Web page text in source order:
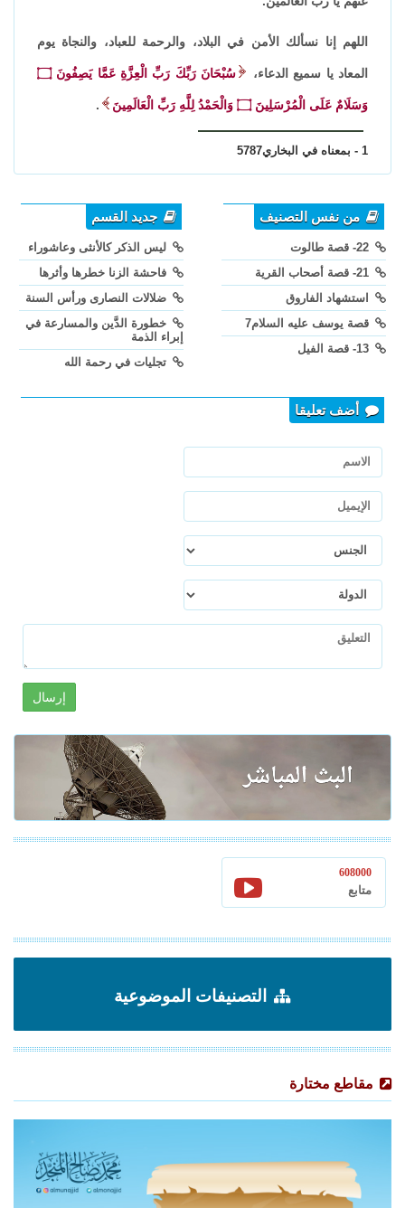
اللهم إنا نسألك الأمن في البلاد، والرحمة للعباد، والنجاة يوم
المعاد يا سميع الدعاء، سُبْحَانَ رَبِّكَ رَبِّ الْعِزَّةِ عَمَّا يَصِفُونَ ۝
وَسَلَامٌ عَلَى الْمُرْسَلِينَ ۝ وَالْحَمْدُ لِلَّهِ رَبِّ الْعَالَمِينَ .
1 - بمعناه في البخاري5787
من نفس التصنيف
استشهاد الفاروق
قصة يوسف عليه السلام7
جديد القسم
ليس الذكر كالأنثى وعاشوراء
فاحشة الزنا خطرها وأثرها
ضلالات النصارى ورأس السنة
خطورة الدَّين والمسارعة في
إبراء الذمة
تجليات في رحمة الله
أضف تعليقا
إرسال
608000
متابع
التصنيفات الموضوعية
مقاطع مختارة